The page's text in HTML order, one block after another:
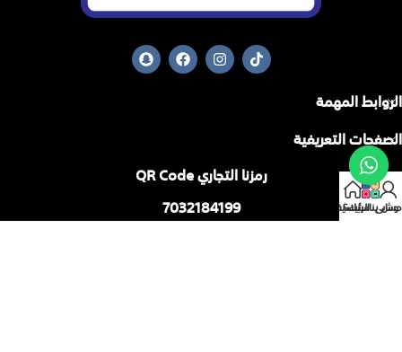
الروابط المهمة
الصفحات التعريفية
رمزنا التجاري QR Code
7032184199
حسابي
وش يناسبك؟
الرئيسية